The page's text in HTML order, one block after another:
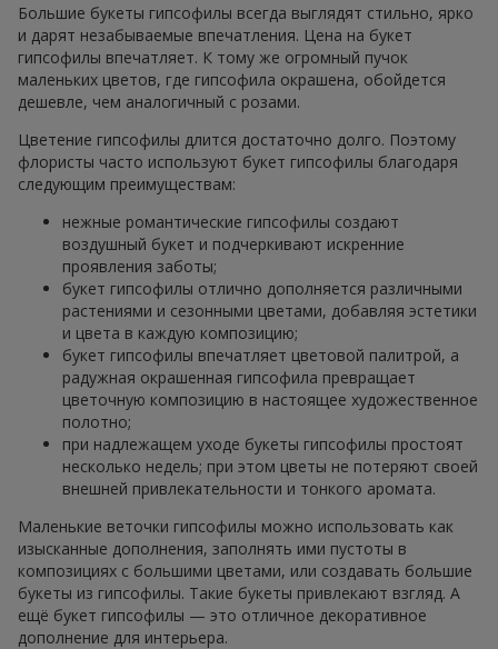
Большие букеты гипсофилы всегда выглядят стильно, ярко
и дарят незабываемые впечатления. Цена на букет
гипсофилы впечатляет. К тому же огромный пучок
маленьких цветов, где гипсофила окрашена, обойдется
дешевле, чем аналогичный с розами.
Цветение гипсофилы длится достаточно долго. Поэтому
флористы часто используют букет гипсофилы благодаря
следующим преимуществам:
нежные романтические гипсофилы создают
воздушный букет и подчеркивают искренние
проявления заботы;
букет гипсофилы отлично дополняется различными
растениями и сезонными цветами, добавляя эстетики
и цвета в каждую композицию;
букет гипсофилы впечатляет цветовой палитрой, а
радужная окрашенная гипсофила превращает
цветочную композицию в настоящее художественное
полотно;
при надлежащем уходе букеты гипсофилы простоят
несколько недель; при этом цветы не потеряют своей
внешней привлекательности и тонкого аромата.
Маленькие веточки гипсофилы можно использовать как
изысканные дополнения, заполнять ими пустоты в
композициях с большими цветами, или создавать большие
букеты из гипсофилы. Такие букеты привлекают взгляд. А
ещё букет гипсофилы — это отличное декоративное
дополнение для интерьера.